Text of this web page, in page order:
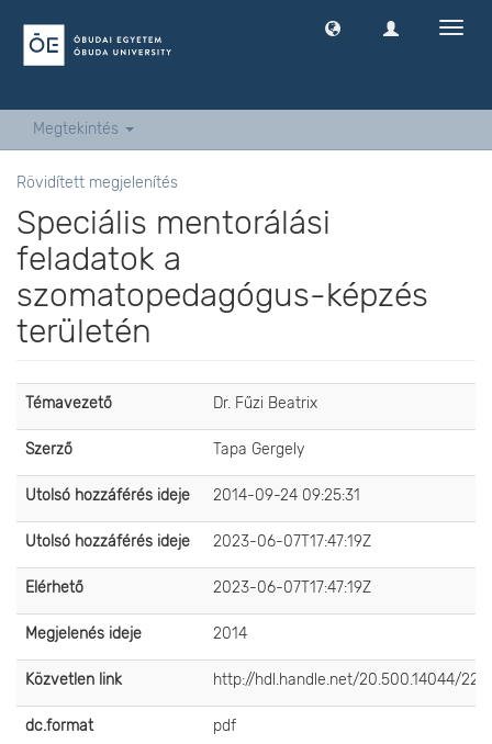
Megtekintés
Rövidített megjelenítés
Speciális mentorálási
feladatok a
szomatopedagógus-képzés
területén
Témavezető Dr. Fűzi Beatrix
Szerző Tapa Gergely
Utolsó hozzáférés ideje 2014-09-24 09:25:31
Utolsó hozzáférés ideje 2023-06-07T17:47:19Z
Elérhető 2023-06-07T17:47:19Z
Megjelenés ideje 2014
Közvetlen link http://hdl.handle.net/20.500.14044/
dc.format pdf